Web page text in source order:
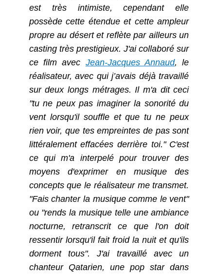
est très intimiste, cependant elle
possède cette étendue et cette ampleur
propre au désert et reflète par ailleurs un
casting très prestigieux. J'ai collaboré sur
ce film avec Jean-Jacques Annaud, le
réalisateur, avec qui j’avais déjà travaillé
sur deux longs métrages. Il m'a dit ceci
"tu ne peux pas imaginer la sonorité du
vent lorsqu'il souffle et que tu ne peux
rien voir, que tes empreintes de pas sont
littéralement effacées derrière toi." C'est
ce qui m'a interpelé pour trouver des
moyens d'exprimer en musique des
concepts que le réalisateur me transmet.
"Fais chanter la musique comme le vent"
ou "rends la musique telle une ambiance
nocturne, retranscrit ce que l'on doit
ressentir lorsqu'il fait froid la nuit et qu'ils
dorment tous". J'ai travaillé avec un
chanteur Qatarien, une pop star dans